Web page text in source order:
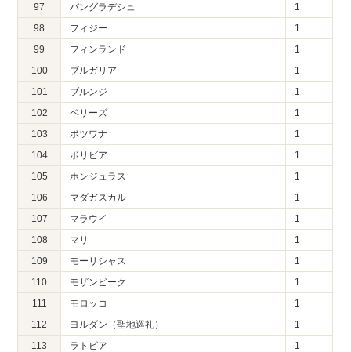
97
バングラデシュ
1
98
フィジー
1
99
フィンランド
1
100
ブルガリア
1
101
ブルンジ
1
102
ベリーズ
1
103
ボツワナ
1
104
ボリビア
1
105
ホンジュラス
1
106
マダガスカル
1
107
マラウイ
1
108
マリ
1
109
モーリシャス
1
110
モザンビーク
1
111
モロッコ
1
112
ヨルダン（聖地巡礼）
1
113
ラトビア
1